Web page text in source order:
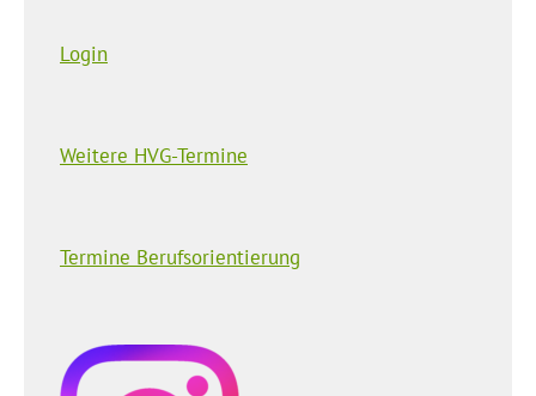
Login
Weitere HVG-Termine
Termine Berufsorientierung